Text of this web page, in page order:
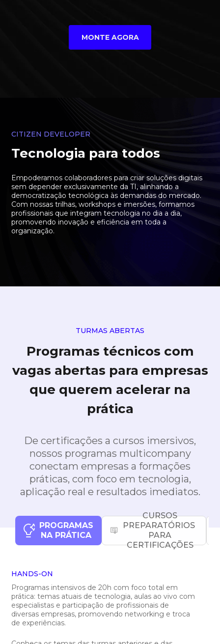
MONTE AGORA
CITIZEN DEVELOPER
Tecnologia para todos
Empoderamos colaboradores para criar soluções digitais
sem depender exclusivamente da TI, alinhando a
democratização tecnológica às demandas do mercado.
Com nossas trilhas, workshops e imersões, formamos
profissionais que integram tecnologia no dia a dia,
promovendo inovação e eficiência em toda a
organização.
TURMAS ABERTAS
Programas técnicos com
vagas abertas para empresas
que querem acelerar na
prática
De certificações a cursos imersivos,
nossos programas multicompany
conectam empresas a formações
práticas, com foco em tecnologia,
aplicação real e resultados imediatos.
PROGRAMAS
NA PRÁTICA
CURSOS
PREPARATÓRIOS
PARA
CERTIFICAÇÕES
HANDS-ON
Programas intensivos de 20h com foco total em
prática: temas atuais de tecnologia, aulas ao vivo com
especialistas e participação de profissionais de
diversas empresas, promovendo networking e troca
de experiências.